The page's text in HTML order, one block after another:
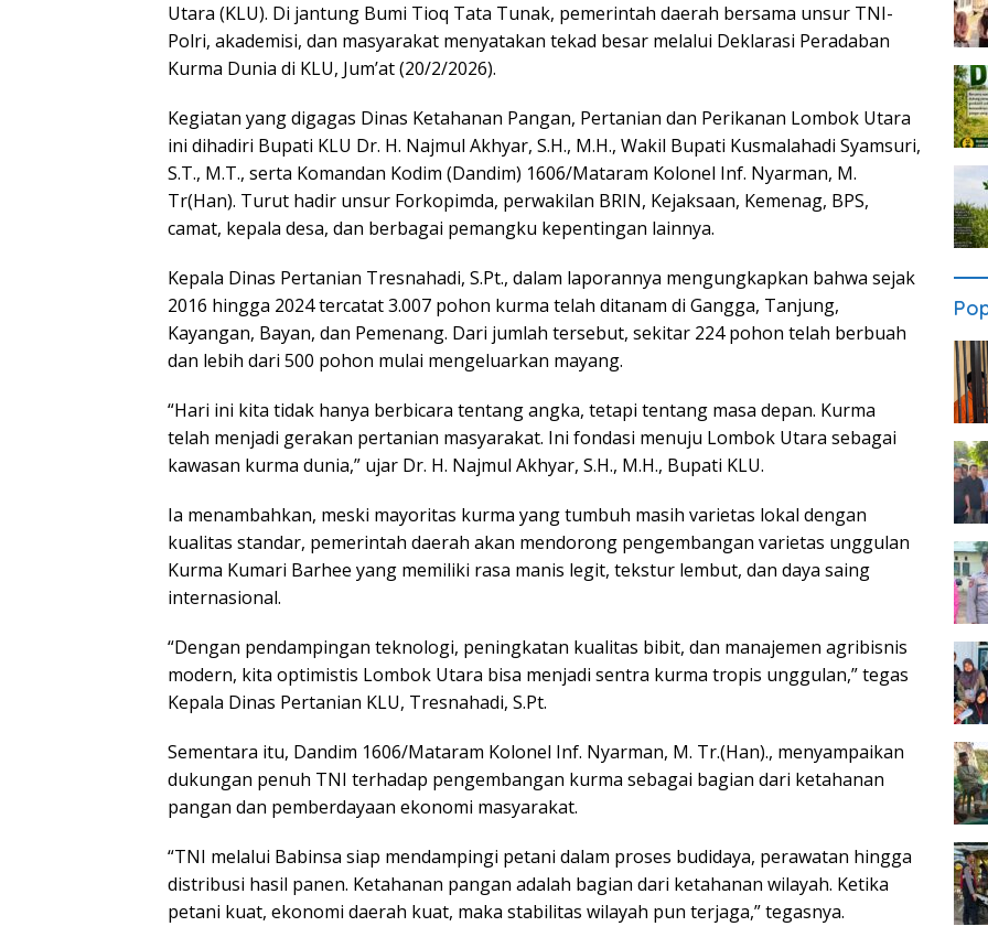
Utara (KLU). Di jantung Bumi Tioq Tata Tunak, pemerintah daerah bersama unsur TNI-
Polri, akademisi, dan masyarakat menyatakan tekad besar melalui Deklarasi Peradaban
Kurma Dunia di KLU, Jum’at (20/2/2026).
Kegiatan yang digagas Dinas Ketahanan Pangan, Pertanian dan Perikanan Lombok Utara
ini dihadiri Bupati KLU Dr. H. Najmul Akhyar, S.H., M.H., Wakil Bupati Kusmalahadi Syamsuri,
S.T., M.T., serta Komandan Kodim (Dandim) 1606/Mataram Kolonel Inf. Nyarman, M.
Tr(Han). Turut hadir unsur Forkopimda, perwakilan BRIN, Kejaksaan, Kemenag, BPS,
camat, kepala desa, dan berbagai pemangku kepentingan lainnya.
Kepala Dinas Pertanian Tresnahadi, S.Pt., dalam laporannya mengungkapkan bahwa sejak
2016 hingga 2024 tercatat 3.007 pohon kurma telah ditanam di Gangga, Tanjung,
Kayangan, Bayan, dan Pemenang. Dari jumlah tersebut, sekitar 224 pohon telah berbuah
dan lebih dari 500 pohon mulai mengeluarkan mayang.
“Hari ini kita tidak hanya berbicara tentang angka, tetapi tentang masa depan. Kurma
telah menjadi gerakan pertanian masyarakat. Ini fondasi menuju Lombok Utara sebagai
kawasan kurma dunia,” ujar Dr. H. Najmul Akhyar, S.H., M.H., Bupati KLU.
Ia menambahkan, meski mayoritas kurma yang tumbuh masih varietas lokal dengan
kualitas standar, pemerintah daerah akan mendorong pengembangan varietas unggulan
Kurma Kumari Barhee yang memiliki rasa manis legit, tekstur lembut, dan daya saing
internasional.
“Dengan pendampingan teknologi, peningkatan kualitas bibit, dan manajemen agribisnis
modern, kita optimistis Lombok Utara bisa menjadi sentra kurma tropis unggulan,” tegas
Kepala Dinas Pertanian KLU, Tresnahadi, S.Pt.
Sementara itu, Dandim 1606/Mataram Kolonel Inf. Nyarman, M. Tr.(Han)., menyampaikan
dukungan penuh TNI terhadap pengembangan kurma sebagai bagian dari ketahanan
pangan dan pemberdayaan ekonomi masyarakat.
“TNI melalui Babinsa siap mendampingi petani dalam proses budidaya, perawatan hingga
distribusi hasil panen. Ketahanan pangan adalah bagian dari ketahanan wilayah. Ketika
petani kuat, ekonomi daerah kuat, maka stabilitas wilayah pun terjaga,” tegasnya.